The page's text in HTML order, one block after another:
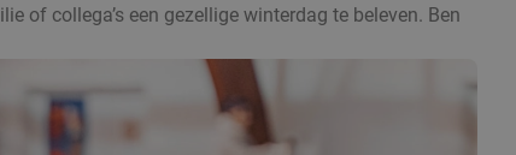
of collega’s een gezellige winterdag te beleven. Ben